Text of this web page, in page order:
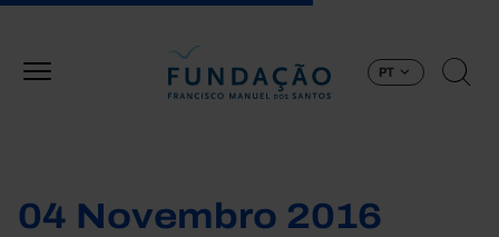
PT
04 Novembro 2016